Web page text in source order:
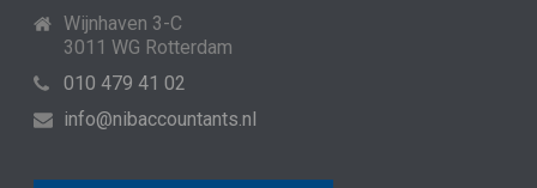
Wijnhaven 3-C
3011 WG Rotterdam
010 479 41 02
info@nibaccountants.nl